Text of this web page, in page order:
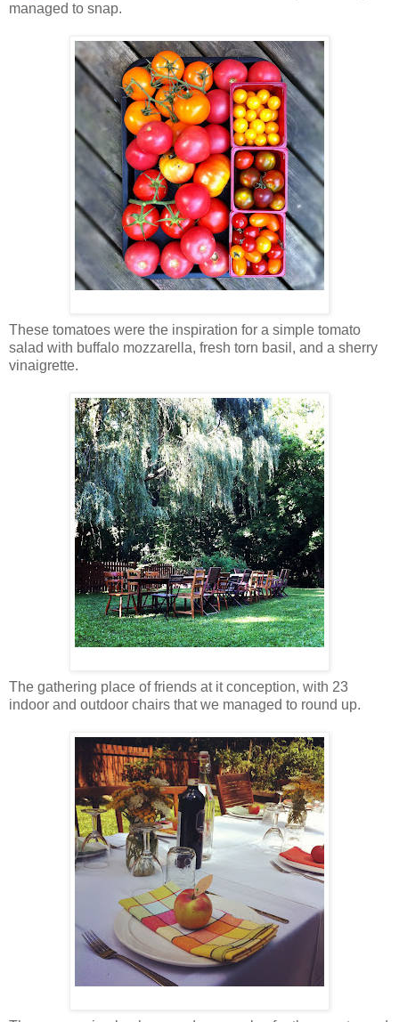
managed to snap.
These tomatoes were the inspiration for a simple tomato
salad with buffalo mozzarella, fresh torn basil, and a sherry
vinaigrette.
The gathering place of friends at it conception, with 23
indoor and outdoor chairs that we managed to round up.